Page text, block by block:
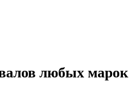
любых марок